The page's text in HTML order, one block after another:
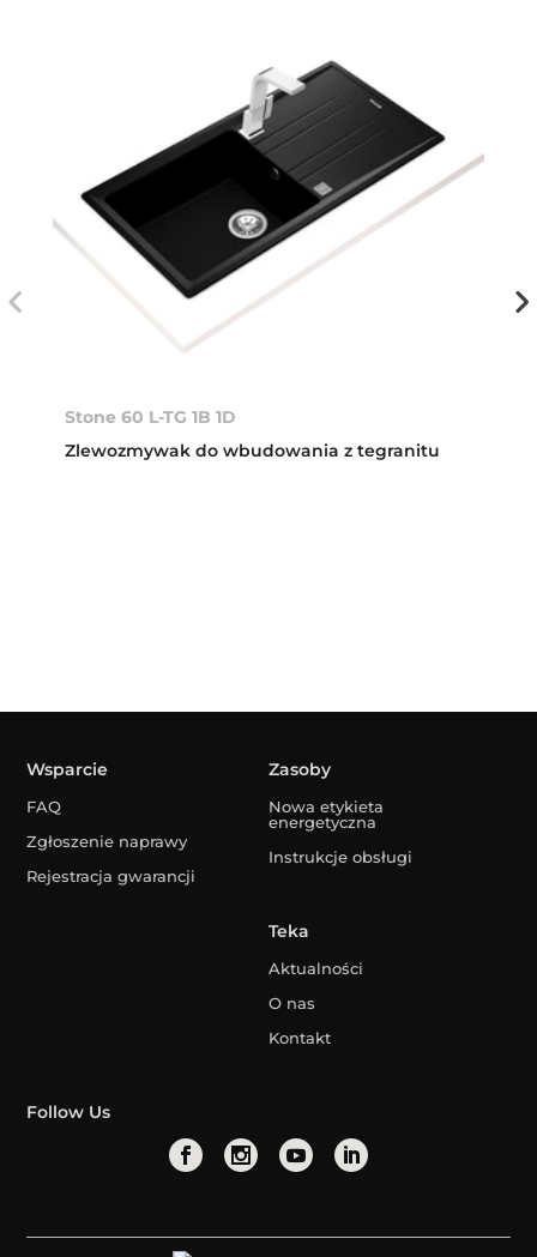
Stone 60 L-TG 1B 1D
Zlewozmywak do wbudowania z tegranitu
Wsparcie
FAQ
Zgłoszenie naprawy
Rejestracja gwarancji
Zasoby
Nowa etykieta
energetyczna
Instrukcje obsługi
Teka
Aktualności
O nas
Kontakt
Follow Us